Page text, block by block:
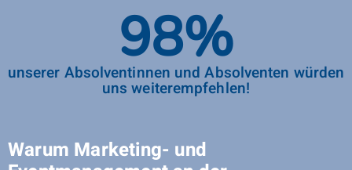
Warum Marketing- und
98%
unserer Absolventinnen und Absolventen würden
uns weiterempfehlen!